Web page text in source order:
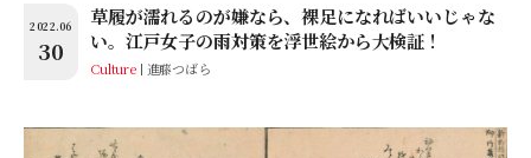
2022.06
30
草履が濡れるのが嫌なら、裸足になればいいじゃな
い。江戸女子の雨対策を浮世絵から大検証！
Culture 進藤つばら